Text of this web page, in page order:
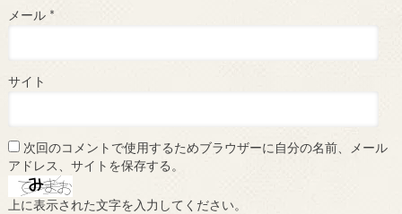
メール *
サイト
次回のコメントで使用するためブラウザーに自分の名前、メール
アドレス、サイトを保存する。
上に表示された文字を入力してください。